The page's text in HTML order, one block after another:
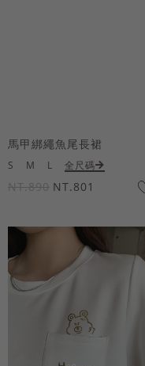
馬甲綁繩魚尾長裙
S M L 全尺碼
NT.890 NT.801